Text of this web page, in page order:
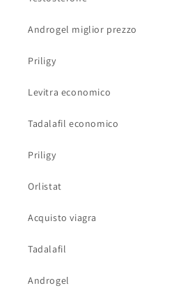
Androgel miglior prezzo
Priligy
Levitra economico
Tadalafil economico
Priligy
Orlistat
Acquisto viagra
Tadalafil
Androgel